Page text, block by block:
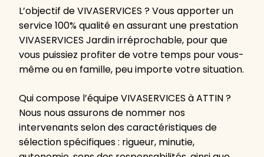
L’objectif de VIVASERVICES ? Vous apporter un
service 100% qualité en assurant une prestation
VIVASERVICES Jardin irréprochable, pour que
vous puissiez profiter de votre temps pour vous-
même ou en famille, peu importe votre situation.
Qui compose l’équipe VIVASERVICES à ATTIN ?
Nous nous assurons de nommer nos
intervenants selon des caractéristiques de
sélection spécifiques : rigueur, minutie,